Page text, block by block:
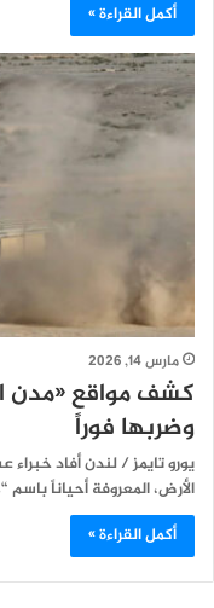
أكمل القراءة »
مارس 14, 2026
كشف مواقع «مدن
وضربها فوراً
يورو تايمز / لندن أفاد خبراء
الأرض، المعروفة أحياناً
أكمل القراءة »